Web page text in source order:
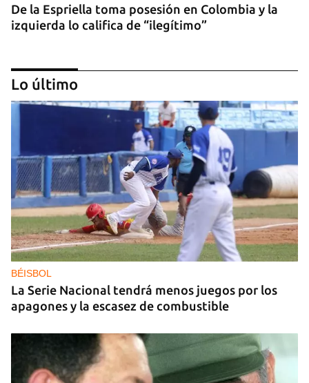
De la Espriella toma posesión en Colombia y la
izquierda lo califica de “ilegítimo”
DEPORTACIONES EE UU
El ICE envía a la fuerza a migrantes, entre ellos
cuatro cubanos, a la República Centroafricana
Lo último
BÉISBOL
La Serie Nacional tendrá menos juegos por los
apagones y la escasez de combustible